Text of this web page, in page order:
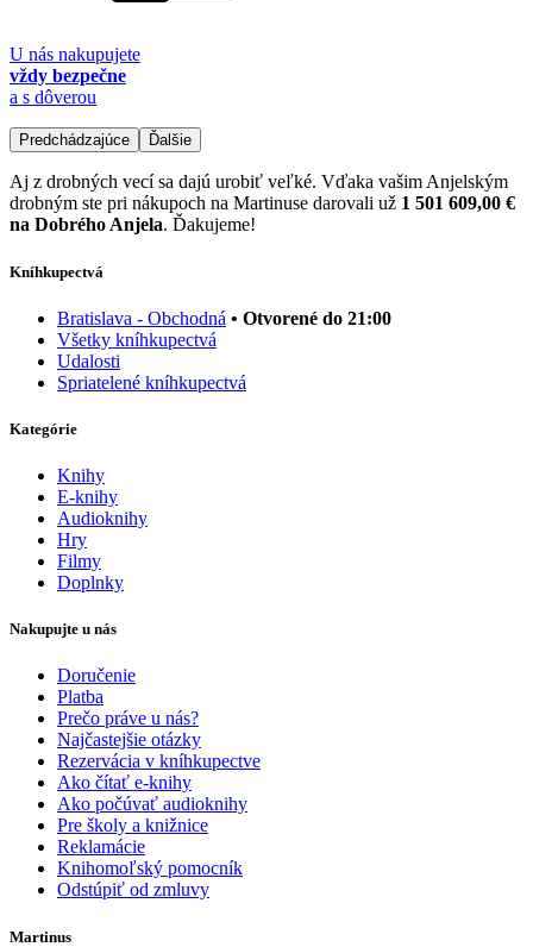
U nás nakupujete
vždy bezpečne
a s dôverou
Predchádzajúce Ďalšie
Aj z drobných vecí sa dajú urobiť veľké. Vďaka vašim Anjelským
drobným ste pri nákupoch na Martinuse darovali už 1 501 609,00 €
na Dobrého Anjela. Ďakujeme!
Kníhkupectvá
Bratislava - Obchodná • Otvorené do 21:00
Všetky kníhkupectvá
Udalosti
Spriatelené kníhkupectvá
Kategórie
Knihy
E-knihy
Audioknihy
Hry
Filmy
Doplnky
Nakupujte u nás
Doručenie
Platba
Prečo práve u nás?
Najčastejšie otázky
Rezervácia v kníhkupectve
Ako čítať e-knihy
Ako počúvať audioknihy
Pre školy a knižnice
Reklamácie
Knihomoľský pomocník
Odstúpiť od zmluvy
Martinus